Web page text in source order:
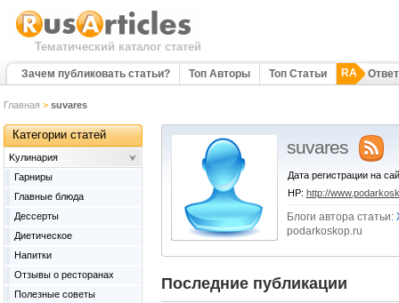
Тематический каталог статей
Зачем публиковать статьи? Топ Авторы Топ Статьи RA
Главная > suvares
suvares
Дата регистрации на
HP: http://
Блоги автора статьи:
podarkoskop.ru
Последние публикации
Категории статей
Kулинария
Гарниры
Главные блюда
Дессерты
Диетическое
Напитки
Отзывы о ресторанах
Полезные советы